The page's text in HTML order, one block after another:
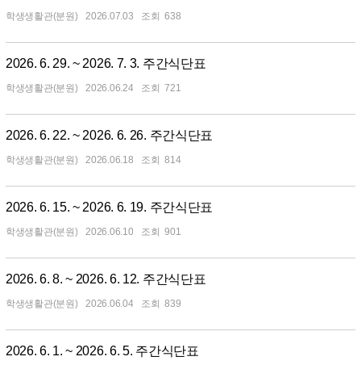
학생생활관(분원) 2026.07.03 638
2026. 6. 29. ~ 2026. 7. 3. 주간식단표
학생생활관(분원) 2026.06.24 721
2026. 6. 22. ~ 2026. 6. 26. 주간식단표
학생생활관(분원) 2026.06.18 814
2026. 6. 15. ~ 2026. 6. 19. 주간식단표
학생생활관(분원) 2026.06.10 901
2026. 6. 8. ~ 2026. 6. 12. 주간식단표
학생생활관(분원) 2026.06.04 839
2026. 6. 1. ~ 2026. 6. 5. 주간식단표